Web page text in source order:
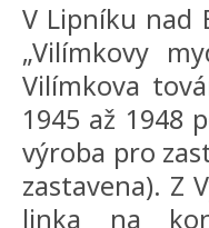
V Lipníku nad
„Vilímkovy
Vilímkova
1945 až 1948
výroba pro
zastavena). Z
linka na